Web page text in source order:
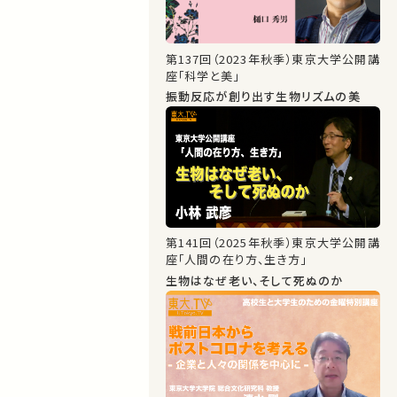
第137回（2023年秋季）東京大学公開講
座「科学と美」
振動反応が創り出す生物リズムの美
第141回（2025年秋季）東京大学公開講
座「人間の在り方、生き方」
生物はなぜ老い、そして死ぬのか